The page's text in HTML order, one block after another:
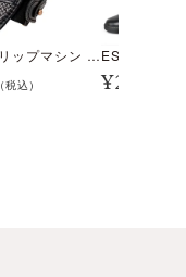
DGR × トリップマシン スリッポン シュープロテクター MK2
(税込) ¥24,200